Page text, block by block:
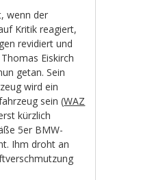
wenn der
Kritik reagiert,
revidiert und
Eiskirch
getan. Sein
wird ein
sein (WAZ
kürzlich
5er BMW-
Ihm droht an